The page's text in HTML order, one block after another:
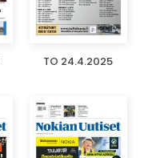
TO 24.4.2025